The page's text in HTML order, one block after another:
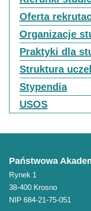
Oferta
Organizacje
Praktyki dla
Struktura
Stypendia
USOS
Państwowa
Rynek 1
38-400 Krosno
NIP 684-21-75-051